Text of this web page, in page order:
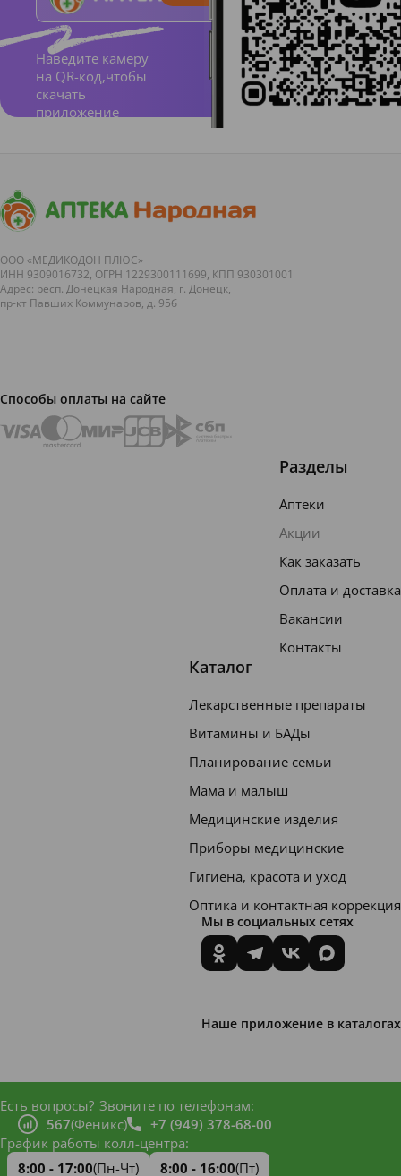
Наведите камеру
на QR-код,чтобы
скачать
приложение
ООО «МЕДИКОДОН ПЛЮС»
ИНН 9309016732, ОГРН 1229300111699, КПП 930301001
Адрес: респ. Донецкая Народная, г. Донецк,
пр-кт Павших Коммунаров, д. 95б
Способы оплаты на сайте
Разделы
Аптеки
Акции
Как заказать
Оплата и доставка
Вакансии
Контакты
Каталог
Лекарственные препараты
Витамины и БАДы
Планирование семьи
Мама и малыш
Медицинские изделия
Приборы медицинские
Гигиена, красота и уход
Оптика и контактная коррекция
Мы в социальных сетях
Наше приложение в каталогах
Есть вопросы? Звоните по телефонам:
567(Феникс)
+7 (949) 378-68-00
График работы колл-центра:
8:00 - 17:00(Пн-Чт) 8:00 - 16:00(Пт)